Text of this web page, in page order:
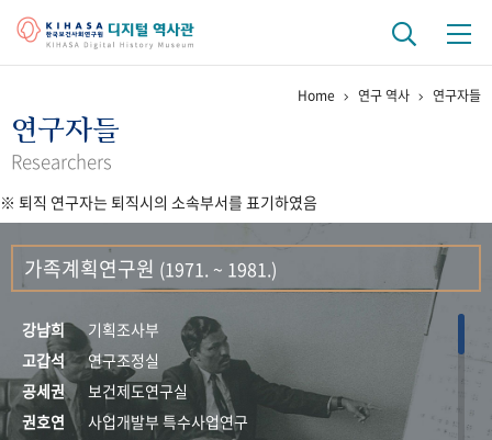
걸어온 길 기관 변천사
연구 역사
정책과 연구 키워드로 보는 연구 역사
연구자들
간행물 변천사
기록물 아카이브
사진 아카이브 문서 기록물 행정박물 영상 기록물
Home 연구 역사 연구자들
연구자들
Researchers
※ 퇴직 연구자는 퇴직시의 소속부서를 표기하였음
가족계획연구원 (1971. ~ 1981.)
강남희
기획조사부
고갑석
연구조정실
공세권
보건제도연구실
권호연
사업개발부 특수사업연구